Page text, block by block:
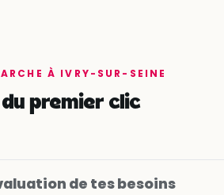
À IVRY-SUR-SEINE
premier clic
de tes besoins